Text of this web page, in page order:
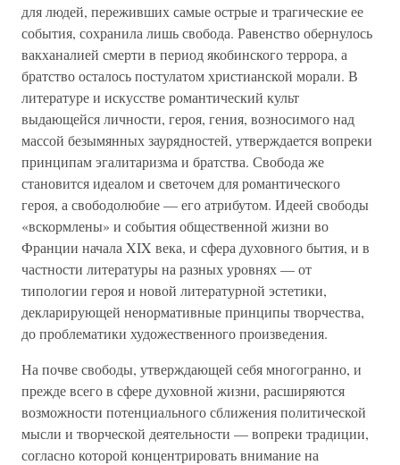
для людей, переживших самые острые и трагические ее
события, сохранила лишь свобода. Равенство обернулось
вакханалией смерти в период якобинского террора, а
братство осталось постулатом христианской морали. В
литературе и искусстве романтический культ
выдающейся личности, героя, гения, возносимого над
массой безымянных заурядностей, утверждается вопреки
принципам эгалитаризма и братства. Свобода же
становится идеалом и светочем для романтического
героя, а свободолюбие — его атрибутом. Идеей свободы
«вскормлены» и события общественной жизни во
Франции начала XIX века, и сфера духовного бытия, и в
частности литературы на разных уровнях — от
типологии героя и новой литературной эстетики,
декларирующей ненормативные принципы творчества,
до проблематики художественного произведения.
На почве свободы, утверждающей себя многогранно, и
прежде всего в сфере духовной жизни, расширяются
возможности потенциального сближения политической
мысли и творческой деятельности — вопреки традиции,
согласно которой концентрировать внимание на